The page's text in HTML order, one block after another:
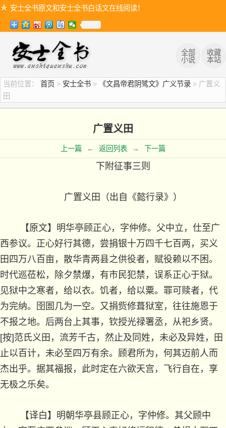
安士全书原文和安士全书白话文在线阅读！
全部
小说
收藏
本站
当前位置： 首页 > 安士全书 > 《文昌帝君阴骘文》广义节录 > 广置义
田
广置义田
上一篇 ← 返回列表 → 下一篇
下附征事三则
广置义田（出自《懿行录》）
【原文】明华亭顾正心，字仲修。父中立，仕至广
西参议。正心好行其德，尝捐银十万四千七百两，买义
田四万八百亩，散华青两县之供役者，赋役赖以不困。
时代巡莅松，除夕禁爆，有市民犯禁，误系正心于狱。
见狱中之寒者，给以衣。饥者，给以粟。罪可赎者，代
为完纳。囹圄几为一空。又捐赀修葺狱室，往往施恩于
不报之地。后两台上其事，钦授光禄署丞，从祀乡贤。
[按]范氏义田，流芳千古，然止及同姓，未必及异姓，田
止以百计，未必至四万有余。顾君所为，何其迈前人而
杰出乎。据其福报，此时定在六欲天宫，飞行自在，享
无极之乐矣。
【译白】明朝华亭县顾正心，字仲修。其父顾中